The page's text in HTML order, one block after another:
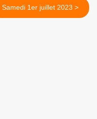
Samedi 1er juillet 2023 >